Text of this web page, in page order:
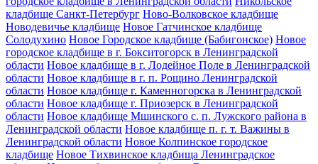
кладбище Санкт-Петербург Ново-Волковское кладбище
Новодевичье кладбище Новое Гатчинское кладбище
Солодухино Новое Городское кладбище (Бабигонское) Новое
городское кладбище в г. Бокситогорск в Ленинградской
области Новое кладбище в г. Лодейное Поле в Ленинградской
области Новое кладбище в г. п. Рощино Ленинградской
области Новое кладбище г. Каменногорска в Ленинградской
области Новое кладбище г. Приозерск в Ленинградской
области Новое кладбище Мшинского с. п. Лужского района в
Ленинградской области Новое кладбище п. г. т. Важины в
Ленинградской области Новое Колпинское городское
кладбище Новое Тихвинское кладбища Ленинградское